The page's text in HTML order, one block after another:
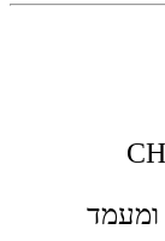
יציאת טעינה מהירה של עד 20W ומעמד